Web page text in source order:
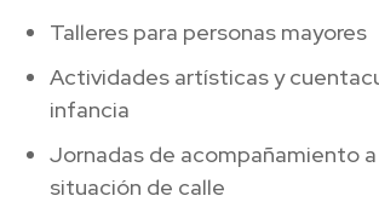
Talleres para personas mayores
Actividades artísticas y
infancia
Jornadas de acompañamiento
situación de calle